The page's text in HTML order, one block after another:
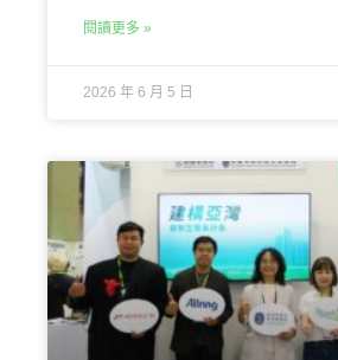
閱讀更多 »
2026 年 6 月 5 日